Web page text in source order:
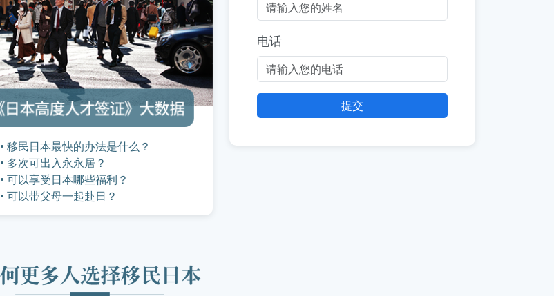
• 移民日本最快的办法是什么？
• 多次可出入永永居？
• 可以享受日本哪些福利？
• 可以带父母一起赴日？
电话
提交